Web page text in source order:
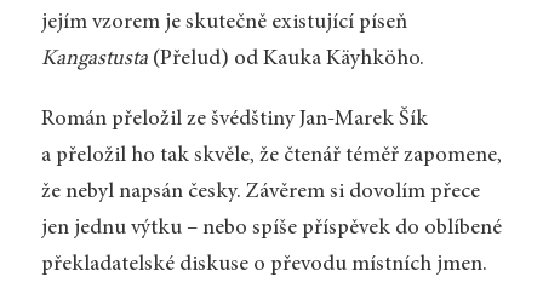
jejím vzorem je skutečně existující píseň
Kangastusta(Přelud) od Kauka Käyhköho.
Román přeložil ze švédštiny Jan-Marek Šík
a přeložil ho tak skvěle, že čtenář téměř zapomene,
že nebyl napsán česky. Závěrem si dovolím přece
jen jednu výtku – nebo spíše příspěvek do oblíbené
překladatelské diskuse o převodu místních jmen.